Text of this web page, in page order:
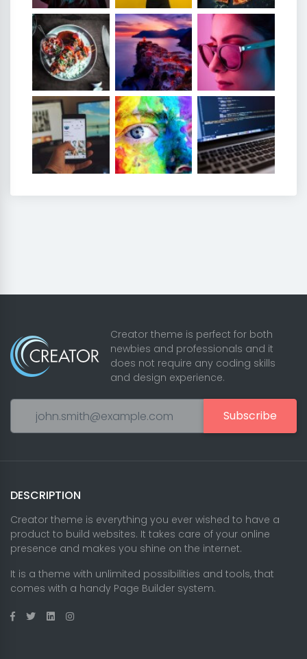
Creator theme is perfect for both
newbies and professionals and it
does not require any coding skills
and design experience.
Subscribe
DESCRIPTION
Creator theme is everything you ever wished to have a
product to build websites. It takes care of your online
presence and makes you shine on the internet.
It is a theme with unlimited possibilities and tools, that
comes with a handy Page Builder system.